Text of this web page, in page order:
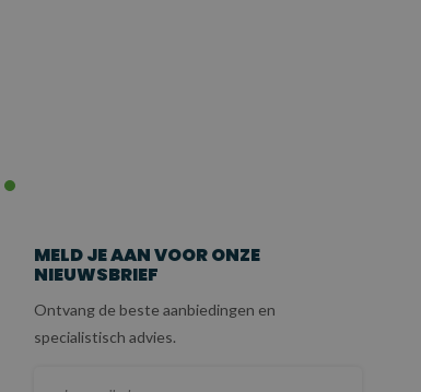
MELD JE AAN VOOR ONZE
NIEUWSBRIEF
Ontvang de beste aanbiedingen en
specialistisch advies.